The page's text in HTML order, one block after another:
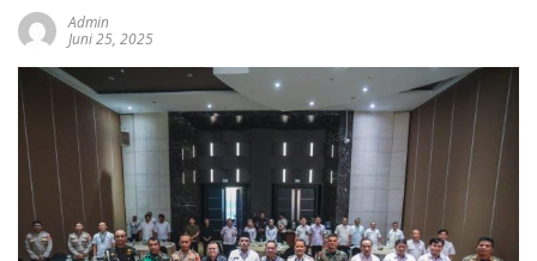
Admin
Juni 25, 2025